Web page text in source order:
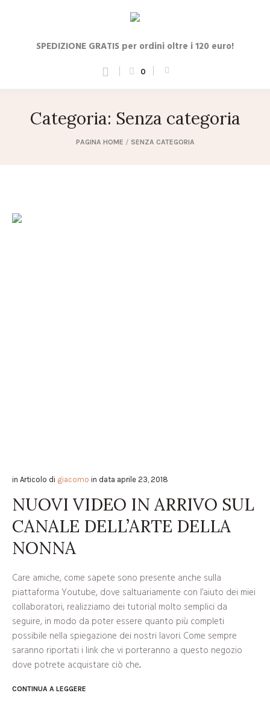
SPEDIZIONE GRATIS per ordini oltre i 120 euro!
0
Categoria: Senza categoria
PAGINA HOME / SENZA CATEGORIA
in Articolo di giacomo in data aprile 23, 2018
NUOVI VIDEO IN ARRIVO SUL
CANALE DELL’ARTE DELLA
NONNA
Care amiche, come sapete sono presente anche sulla
piattaforma Youtube, dove saltuariamente con l’aiuto dei miei
collaboratori, realizziamo dei tutorial molto semplici da
seguire, in modo da poter essere quanto più completi
possibile nella spiegazione dei nostri lavori. Come sempre
saranno riportati i link che vi porteranno a questo negozio
dove potrete acquistare ciò che...
CONTINUA A LEGGERE